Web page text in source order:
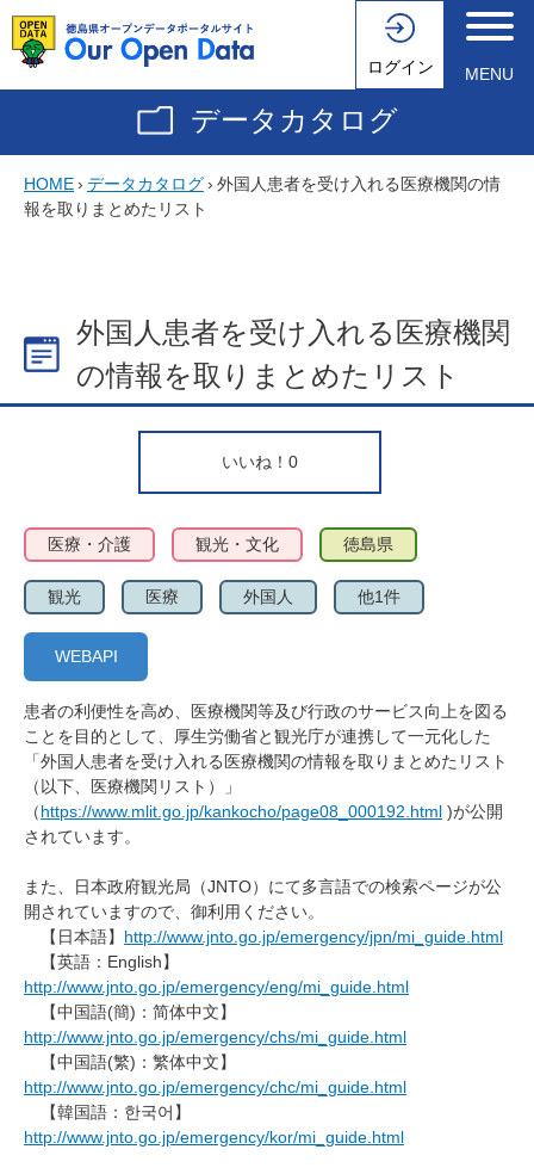
ログイン MENU
データカタログ
HOME› データカタログ› 外国人患者を受け入れる医療機関の情
報を取りまとめたリスト
外国人患者を受け入れる医療機関
の情報を取りまとめたリスト
いいね！ 0
医療・介護 観光・文化 徳島県
観光 医療 外国人 他1件
WEBAPI
患者の利便性を高め、医療機関等及び行政のサービス向上を図る
ことを目的として、厚生労働省と観光庁が連携して一元化した
「外国人患者を受け入れる医療機関の情報を取りまとめたリスト
（以下、医療機関リスト）」
（https://www.mlit.go.jp/kankocho/page08_000192.html )が公開
されています。
また、日本政府観光局（JNTO）にて多言語での検索ページが公
開されていますので、御利用ください。
【日本語】 http://www.jnto.go.jp/emergency/jpn/mi_guide.html
【英語：English】
http://www.jnto.go.jp/emergency/eng/mi_guide.html
【中国語(簡)：简体中文】
http://www.jnto.go.jp/emergency/chs/mi_guide.html
【中国語(繁)：繁体中文】
http://www.jnto.go.jp/emergency/chc/mi_guide.html
【韓国語：한국어】
http://www.jnto.go.jp/emergency/kor/mi_guide.html